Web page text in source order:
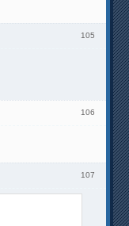
105
106
107